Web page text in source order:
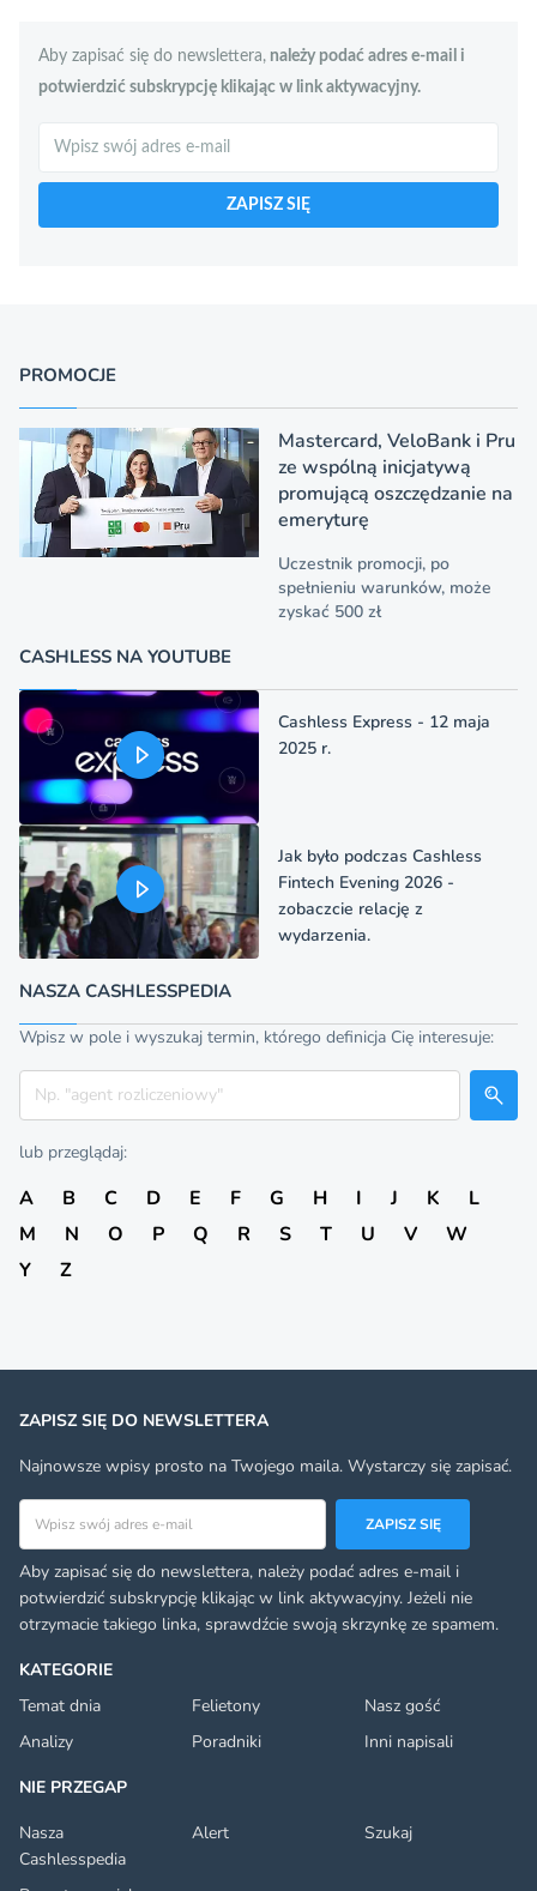
Aby zapisać się do newslettera, należy podać adres e-mail i
potwierdzić subskrypcję klikając w link aktywacyjny.
ZAPISZ SIĘ
PROMOCJE
Mastercard, VeloBank i Pru
ze wspólną inicjatywą
promującą oszczędzanie na
emeryturę
Uczestnik promocji, po
spełnieniu warunków, może
zyskać 500 zł
CASHLESS NA YOUTUBE
Cashless Express - 12 maja
2025 r.
Jak było podczas Cashless
Fintech Evening 2026 -
zobaczcie relację z
wydarzenia.
NASZA CASHLESSPEDIA
Wpisz w pole i wyszukaj termin, którego definicja Cię interesuje:
Szukaj
lub przeglądaj:
A B C D E F G H I J K
L
M
N O P Q R S T U V
W
Y
Z
KATEGORIE
Temat dnia
Felietony
Nasz gość
Analizy
Poradniki
Inni napisali
NIE PRZEGAP
Nasza
Cashlesspedia
Alert Szukaj
ZAPISZ SIĘ DO NEWSLETTERA
Najnowsze wpisy prosto na Twojego maila. Wystarczy się zapisać.
Adres email
ZAPISZ SIĘ
Aby zapisać się do newslettera, należy podać adres e-mail i
potwierdzić subskrypcję klikając w link aktywacyjny. Jeżeli nie
otrzymacie takiego linka, sprawdźcie swoją skrzynkę ze spamem.